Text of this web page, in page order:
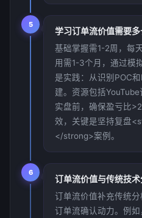
5
学习订单流价值需要多
基础掌握需1-2周，每
用需1-3个月，通过模
是实践：从识别POC
建。资源包括YouTube
实盘前，确保盈亏比
效，关键是坚持复盘
</strong>案例。
6
订单流价值与传统技术
订单流价值补充传统分
订单流确认动力。例